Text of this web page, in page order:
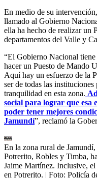
En medio de su
llamado al Gobierno
ella ha hecho de realizar un
departamentos del Valle y
“El Gobierno Nacional tiene
hacer un Puesto de Mando
Aquí hay un esfuerzo de la
ser de todas las
tranquilidad en esta zona.
social para lograr que esa
poder tener mejores
Jamundí”, reclamó la
En la zona rural de
Potrerito, Robles y Timba,
Jaime Martínez. Inclusive,
en Potrerito. | Foto: Policía